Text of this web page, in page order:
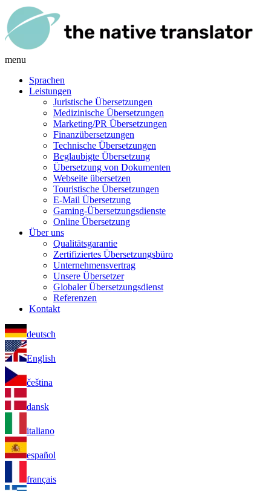
menu
Sprachen
Leistungen
Juristische Übersetzungen
Medizinische Übersetzungen
Marketing/PR Übersetzungen
Finanzübersetzungen
Technische Übersetzungen
Beglaubigte Übersetzung
Übersetzung von Dokumenten
Webseite übersetzen
Touristische Übersetzungen
E-Mail Übersetzung
Gaming-Übersetzungsdienste
Online Übersetzung
Über uns
Qualitätsgarantie
Zertifiziertes Übersetzungsbüro
Unternehmensvertrag
Unsere Übersetzer
Globaler Übersetzungsdienst
Referenzen
Kontakt
deutsch
English
čeština
dansk
italiano
español
français